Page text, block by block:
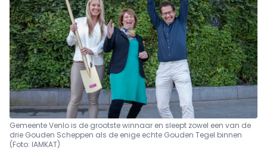
Gemeente Venlo is de grootste winnaar en sleept zowel een van de
drie Gouden Scheppen als de enige echte Gouden Tegel binnen
(Foto: IAMKAT)